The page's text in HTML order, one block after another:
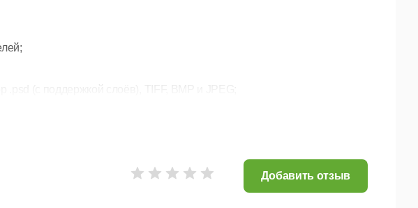
GIF и AVI форматы;
и предпросмотра в режиме анаглиф; Добавить отзыв